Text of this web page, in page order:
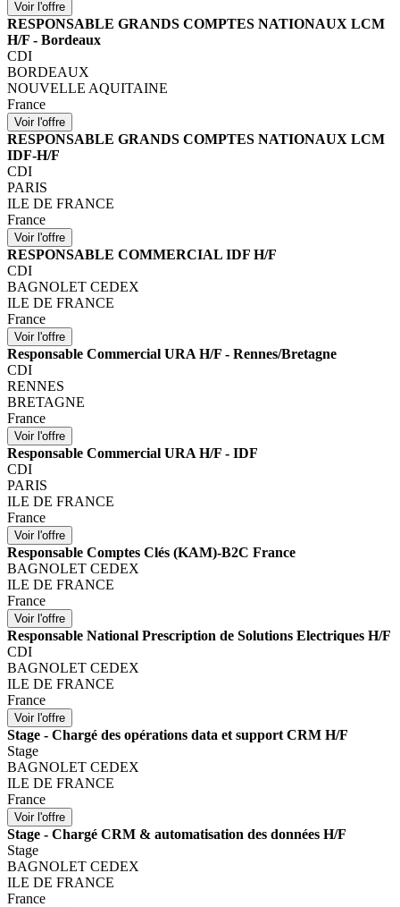
RESPONSABLE GRANDS COMPTES NATIONAUX LCM
H/F - Bordeaux
CDI
BORDEAUX
NOUVELLE AQUITAINE
France
RESPONSABLE GRANDS COMPTES NATIONAUX LCM
IDF-H/F
CDI
PARIS
ILE DE FRANCE
France
RESPONSABLE COMMERCIAL IDF H/F
CDI
BAGNOLET CEDEX
ILE DE FRANCE
France
Responsable Commercial URA H/F - Rennes/Bretagne
CDI
RENNES
BRETAGNE
France
Responsable Commercial URA H/F - IDF
CDI
PARIS
ILE DE FRANCE
France
Responsable Comptes Clés (KAM)-B2C France
BAGNOLET CEDEX
ILE DE FRANCE
France
Responsable National Prescription de Solutions Electriques H/F
CDI
BAGNOLET CEDEX
ILE DE FRANCE
France
Stage - Chargé des opérations data et support CRM H/F
Stage
BAGNOLET CEDEX
ILE DE FRANCE
France
Stage - Chargé CRM & automatisation des données H/F
Stage
BAGNOLET CEDEX
ILE DE FRANCE
France